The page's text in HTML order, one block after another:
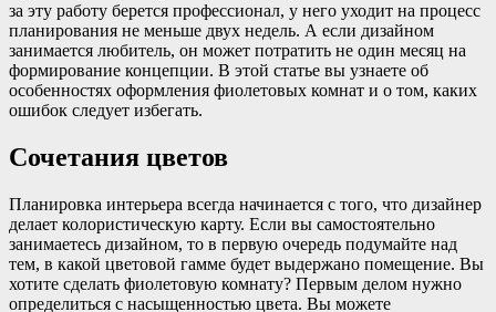
за эту работу берется профессионал, у него уходит на процесс
планирования не меньше двух недель. А если дизайном
занимается любитель, он может потратить не один месяц на
формирование концепции. В этой статье вы узнаете об
особенностях оформления фиолетовых комнат и о том, каких
ошибок следует избегать.
Сочетания цветов
Планировка интерьера всегда начинается с того, что дизайнер
делает колористическую карту. Если вы самостоятельно
занимаетесь дизайном, то в первую очередь подумайте над
тем, в какой цветовой гамме будет выдержано помещение. Вы
хотите сделать фиолетовую комнату? Первым делом нужно
определиться с насыщенностью цвета. Вы можете